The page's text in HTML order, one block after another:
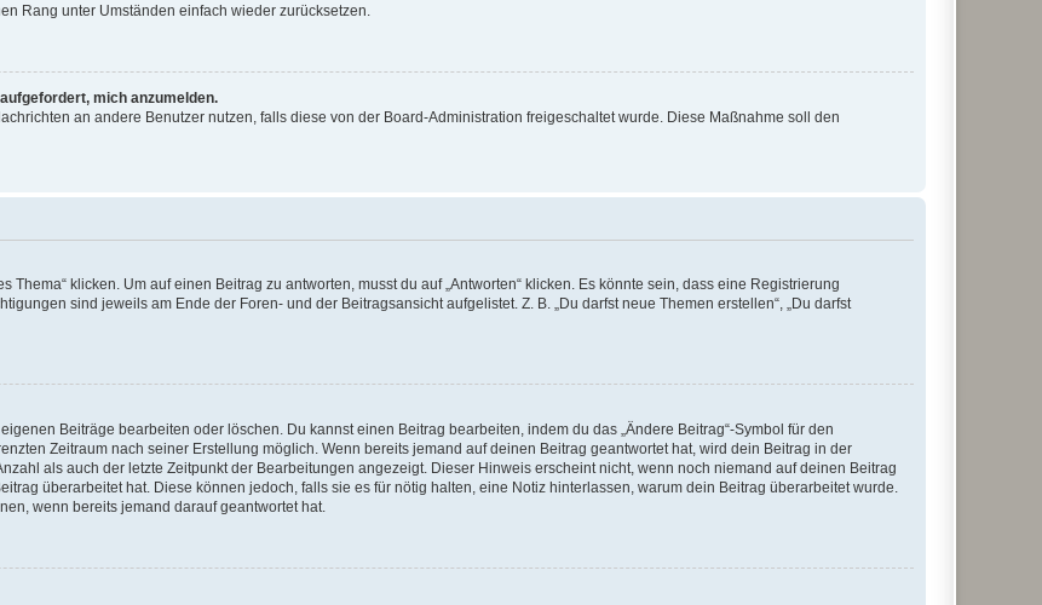
Rang unter Umständen einfach wieder zurücksetzen.
mich anzumelden.
an andere Benutzer nutzen, falls diese von der Board-Administration freigeschaltet wurde. Diese Maßnahme soll den
Thema“ klicken. Um auf einen Beitrag zu antworten, musst du auf „Antworten“ klicken. Es könnte sein, dass eine Registrierung
sind jeweils am Ende der Foren- und der Beitragsansicht aufgelistet. Z. B. „Du darfst neue Themen erstellen“, „Du darfst
Beiträge bearbeiten oder löschen. Du kannst einen Beitrag bearbeiten, indem du das „Ändere Beitrag“-Symbol für den
Zeitraum nach seiner Erstellung möglich. Wenn bereits jemand auf deinen Beitrag geantwortet hat, wird dein Beitrag in der
als auch der letzte Zeitpunkt der Bearbeitungen angezeigt. Dieser Hinweis erscheint nicht, wenn noch niemand auf deinen Beitrag
überarbeitet hat. Diese können jedoch, falls sie es für nötig halten, eine Notiz hinterlassen, warum dein Beitrag überarbeitet wurde.
wenn bereits jemand darauf geantwortet hat.